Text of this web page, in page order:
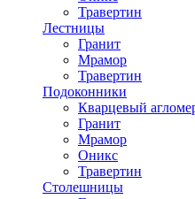
Травертин
Лестницы
Гранит
Мрамор
Травертин
Подоконники
Кварцевый
Гранит
Мрамор
Оникс
Травертин
Столешницы